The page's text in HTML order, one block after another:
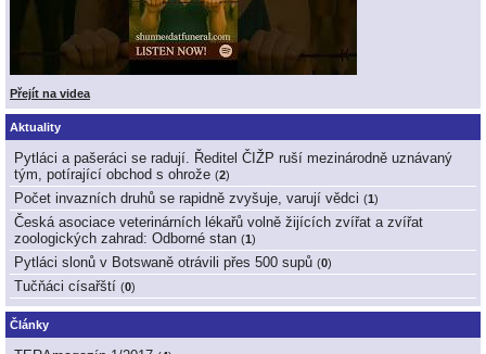
Přejít na videa
Aktuality
Pytláci a pašeráci se radují. Ředitel ČIŽP ruší mezinárodně uznávaný
tým, potírající obchod s ohrože (2)
Počet invazních druhů se rapidně zvyšuje, varují vědci (1)
Česká asociace veterinárních lékařů volně žijících zvířat a zvířat
zoologických zahrad: Odborné stan (1)
Pytláci slonů v Botswaně otrávili přes 500 supů (0)
Tučňáci císařští (0)
Články